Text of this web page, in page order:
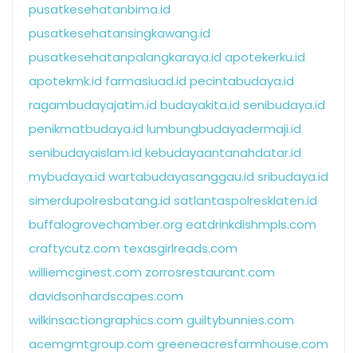
pusatkesehatanbima.id
pusatkesehatansingkawang.id
pusatkesehatanpalangkaraya.id apotekerku.id
apotekmk.id farmasiuad.id pecintabudaya.id
ragambudayajatim.id budayakita.id senibudaya.id
penikmatbudaya.id lumbungbudayadermaji.id
senibudayaislam.id kebudayaantanahdatar.id
mybudaya.id wartabudayasanggau.id sribudaya.id
simerdupolresbatang.id satlantaspolresklaten.id
buffalogrovechamber.org eatdrinkdishmpls.com
craftycutz.com texasgirlreads.com
williemcginest.com zorrosrestaurant.com
davidsonhardscapes.com
wilkinsactiongraphics.com guiltybunnies.com
acemgmtgroup.com greeneacresfarmhouse.com